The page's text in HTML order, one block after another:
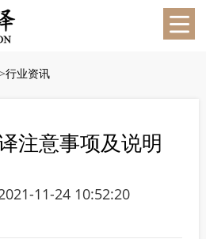
行业资讯
注意事项及说明
11-24 10:52:20